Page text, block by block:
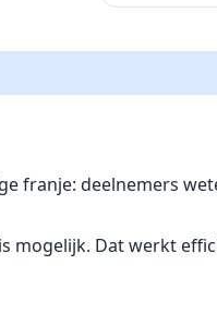
franje: deelnemers
mogelijk. Dat werkt